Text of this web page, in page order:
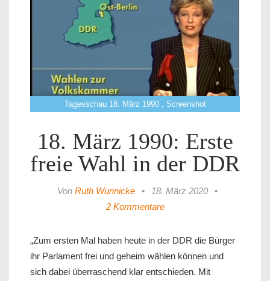
Tagesschau 18. März 1990 , Screenshot
18. März 1990: Erste
freie Wahl in der DDR
Von Ruth Wunnicke • 18. März 2020
•
2 Kommentare
„Zum ersten Mal haben heute in der DDR die Bürger
ihr Parlament frei und geheim wählen können und
sich dabei überraschend klar entschieden. Mit